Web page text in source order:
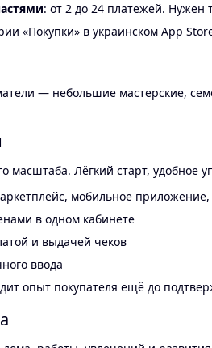
: от 2 до 24 платежей. Нужен
«Покупки» в украинском App
— небольшие мастерские,
масштаба. Лёгкий старт, удобное
мобильное приложение,
в одном кабинете
и выдачей чеков
ввода
опыт покупателя ещё до